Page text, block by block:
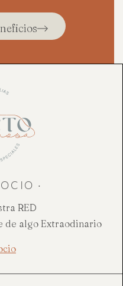
·
RED
de algo Extraodinario